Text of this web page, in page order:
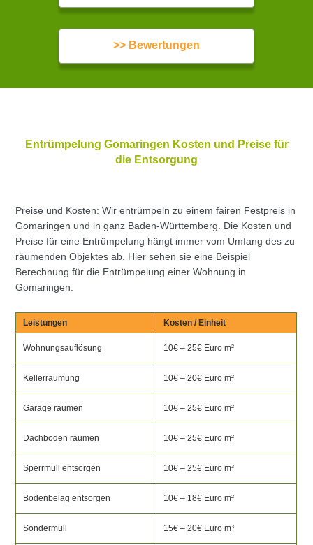
>> Bewertungen
Entrümpelung Gomaringen Kosten und Preise für
die Entsorgung
Preise und Kosten: Wir entrümpeln zu einem fairen Festpreis in
Gomaringen und in ganz Baden-Württemberg. Die Kosten und
Preise für eine Entrümpelung hängt immer vom Umfang des zu
räumenden Objektes ab. Hier sehen sie eine Beispiel
Berechnung für die Entrümpelung einer Wohnung in
Gomaringen.
Leistungen Kosten / Einheit
Wohnungsauflösung 10€ – 25€ Euro m²
Kellerräumung 10€ – 20€ Euro m²
Garage räumen 10€ – 25€ Euro m²
Dachboden räumen 10€ – 25€ Euro m²
Sperrmüll entsorgen 10€ – 25€ Euro m³
Bodenbelag entsorgen 10€ – 18€ Euro m²
Sondermüll 15€ – 20€ Euro m³